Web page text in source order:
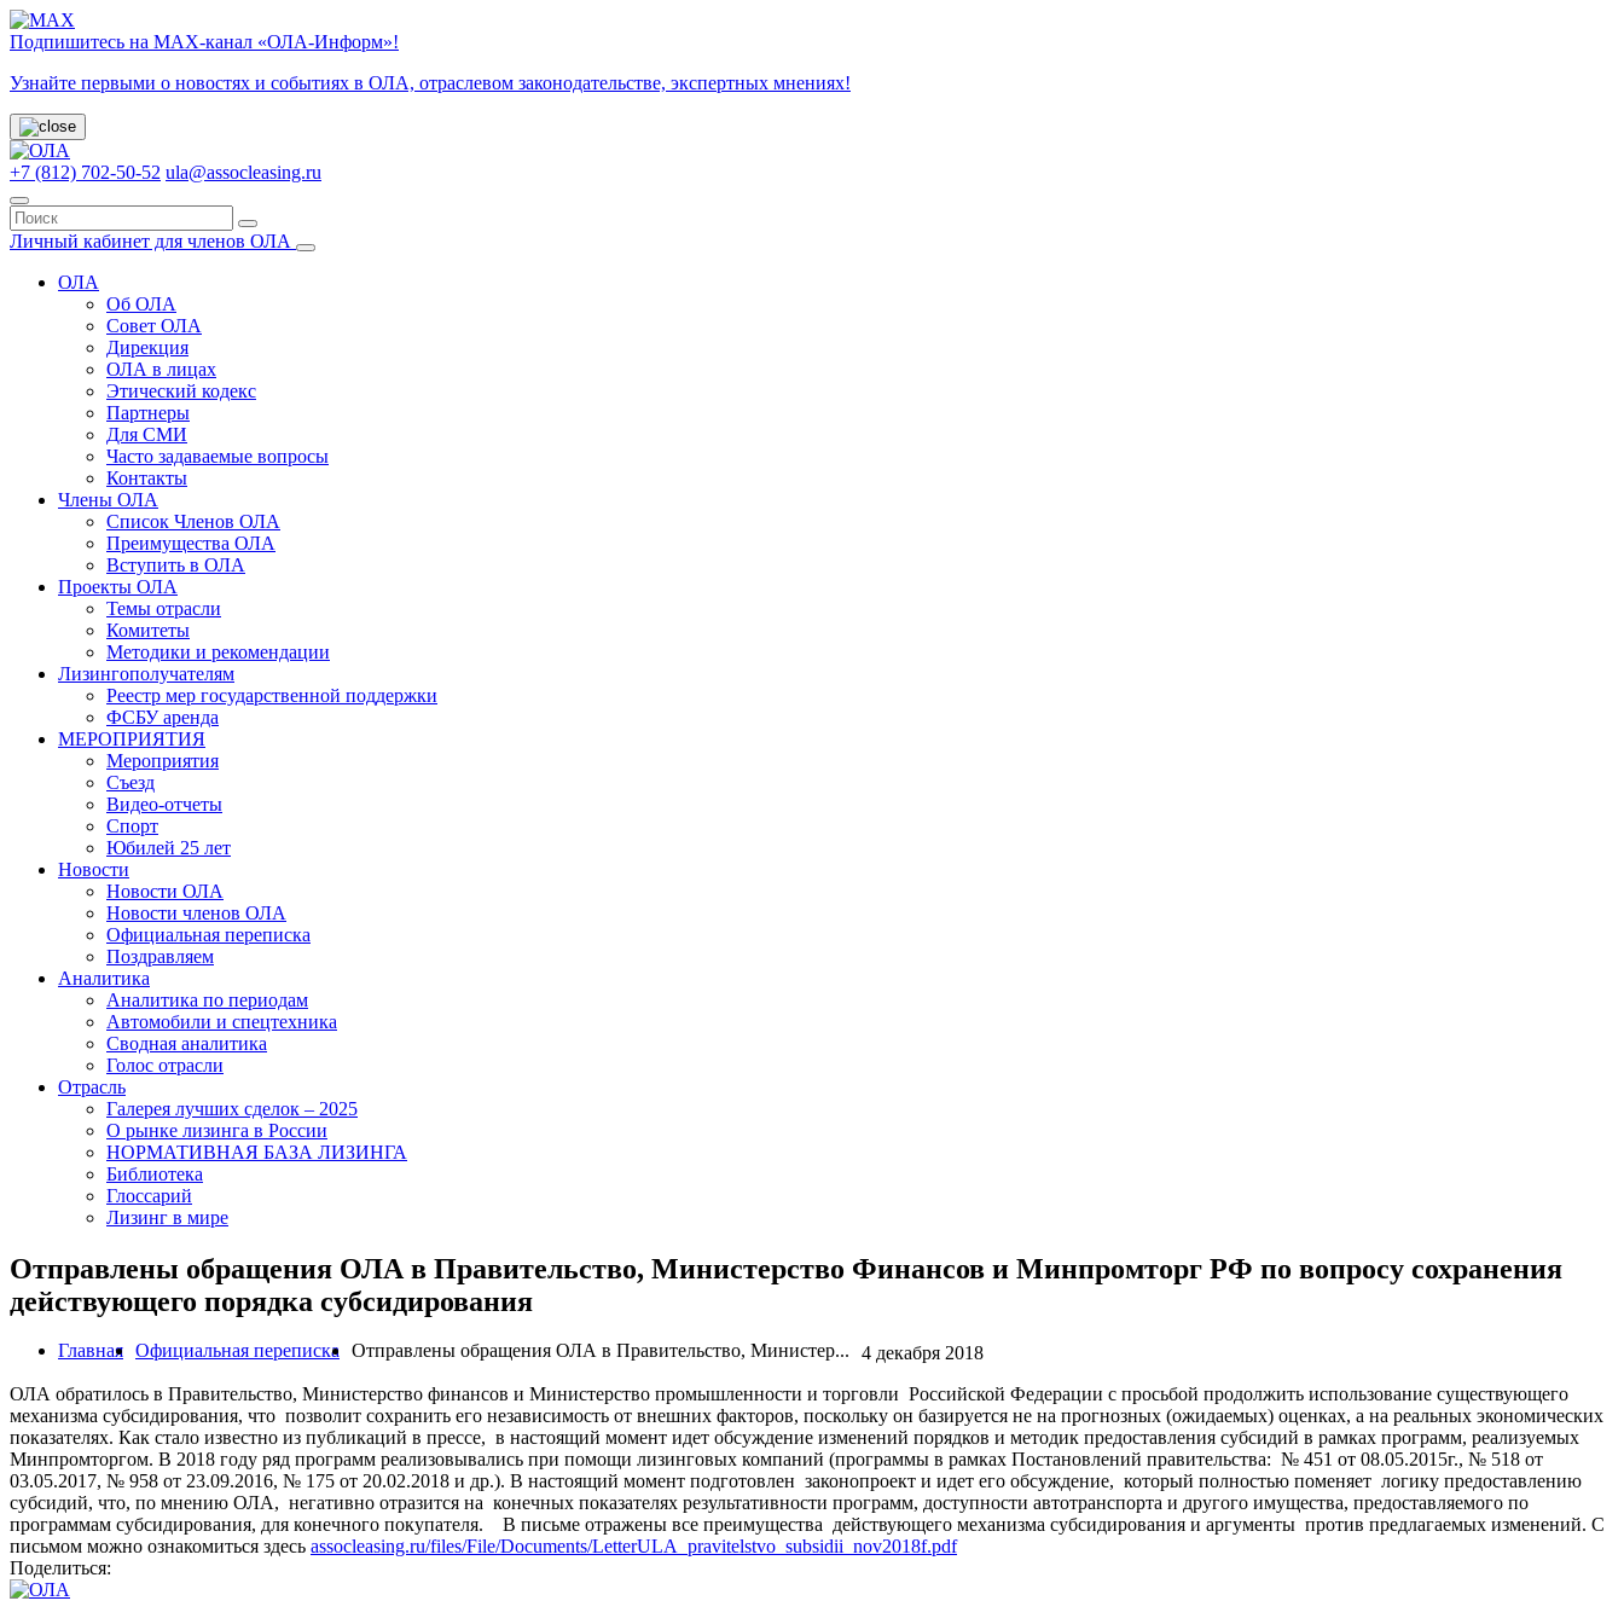
Подпишитесь на МАХ-канал «ОЛА-Информ»!
Узнайте первыми о новостях и событиях в ОЛА, отраслевом законодательстве, экспертных мнениях!
+7 (812) 702-50-52 ula@assocleasing.ru
Личный кабинет для членов ОЛА
ОЛА
Об ОЛА
Совет ОЛА
Дирекция
ОЛА в лицах
Этический кодекс
Партнеры
Для СМИ
Часто задаваемые вопросы
Контакты
Члены ОЛА
Список Членов ОЛА
Преимущества ОЛА
Вступить в ОЛА
Проекты ОЛА
Темы отрасли
Комитеты
Методики и рекомендации
Лизингополучателям
Реестр мер государственной поддержки
ФСБУ аренда
МЕРОПРИЯТИЯ
Мероприятия
Съезд
Видео-отчеты
Спорт
Юбилей 25 лет
Новости
Новости ОЛА
Новости членов ОЛА
Официальная переписка
Поздравляем
Аналитика
Аналитика по периодам
Автомобили и спецтехника
Сводная аналитика
Голос отрасли
Отрасль
Галерея лучших сделок – 2025
О рынке лизинга в России
НОРМАТИВНАЯ БАЗА ЛИЗИНГА
Библиотека
Глоссарий
Лизинг в мире
Отправлены обращения ОЛА в Правительство, Министерство Финансов и Минпромторг РФ по вопросу сохранения
действующего порядка субсидирования
Главная Официальная переписка Отправлены обращения ОЛА в Правительство, Министер...
4 декабря 2018
ОЛА обратилось в Правительство, Министерство финансов и Министерство промышленности и торговли Российской Федерации с просьбой продолжить использование существующего
механизма субсидирования, что позволит сохранить его независимость от внешних факторов, поскольку он базируется не на прогнозных (ожидаемых) оценках, а на реальных экономических
показателях. Как стало известно из публикаций в прессе, в настоящий момент идет обсуждение изменений порядков и методик предоставления субсидий в рамках программ, реализуемых
Минпромторгом. В 2018 году ряд программ реализовывались при помощи лизинговых компаний (программы в рамках Постановлений правительства: № 451 от 08.05.2015г., № 518 от
03.05.2017, № 958 от 23.09.2016, № 175 от 20.02.2018 и др.). В настоящий момент подготовлен законопроект и идет его обсуждение, который полностью поменяет логику предоставлению
субсидий, что, по мнению ОЛА, негативно отразится на конечных показателях результативности программ, доступности автотранспорта и другого имущества, предоставляемого по
программам субсидирования, для конечного покупателя. В письме отражены все преимущества действующего механизма субсидирования и аргументы против предлагаемых изменений. С
письмом можно ознакомиться здесь assocleasing.ru/files/File/Documents/LetterULA_pravitelstvo_subsidii_nov2018f.pdf
Поделиться: